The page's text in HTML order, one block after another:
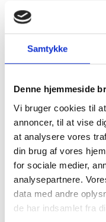
Samtykke
Denne hjemmeside
Vi bruger cookies til
annoncer, til at vise
at analysere vores
din brug af vores
for sociale medier,
analysepartnere.
data med andre
de har indsamlet fra
star
fik mine nye
81 ÅR,
starstarstarstarstar
"Meget
forklare alt, og
at købe noget."